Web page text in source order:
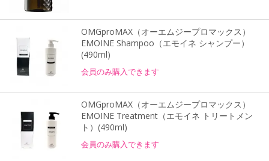
OMGproMAX（オーエムジープロマックス）
EMOINE Shampoo（エモイネ シャンプー）
(490ml)
会員のみ購入できます
OMGproMAX（オーエムジープロマックス）
EMOINE Treatment（エモイネ トリートメン
ト）(490ml)
会員のみ購入できます